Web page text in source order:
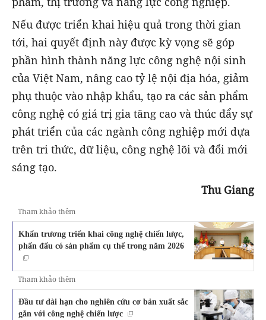
Nếu được triển khai hiệu quả trong thời gian
tới, hai quyết định này được kỳ vọng sẽ góp
phần hình thành năng lực công nghệ nội sinh
của Việt Nam, nâng cao tỷ lệ nội địa hóa, giảm
phụ thuộc vào nhập khẩu, tạo ra các sản phẩm
công nghệ có giá trị gia tăng cao và thúc đẩy sự
phát triển của các ngành công nghiệp mới dựa
trên tri thức, dữ liệu, công nghệ lõi và đổi mới
sáng tạo.
Thu Giang
Tham khảo thêm
Khẩn trương triển khai công nghệ chiến lược,
phấn đấu có sản phẩm cụ thể trong năm 2026
Tham khảo thêm
Đầu tư dài hạn cho nghiên cứu cơ bản xuất sắc
gắn với công nghệ chiến lược